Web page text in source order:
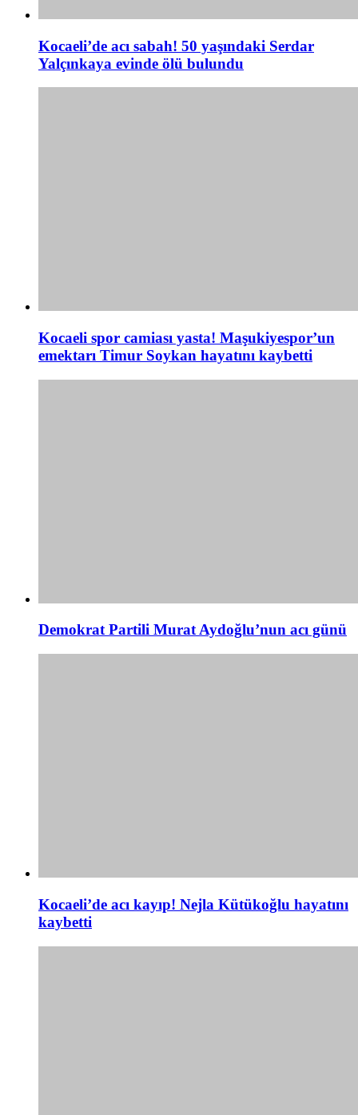
Kocaeli’de acı sabah! 50 yaşındaki Serdar
Yalçınkaya evinde ölü bulundu
Kocaeli spor camiası yasta! Maşukiyespor’un
emektarı Timur Soykan hayatını kaybetti
Demokrat Partili Murat Aydoğlu’nun acı günü
Kocaeli’de acı kayıp! Nejla Kütükoğlu hayatını
kaybetti